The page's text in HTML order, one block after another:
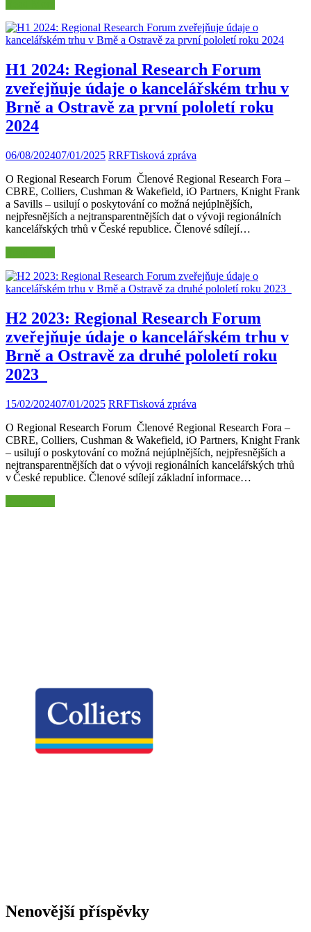
H1 2024: Regional Research Forum
zveřejňuje údaje o kancelářském trhu v
Brně a Ostravě za první pololetí roku
2024
06/08/202407/01/2025 RRFTisková zpráva
O Regional Research Forum Členové Regional Research Fora –
CBRE, Colliers, Cushman & Wakefield, iO Partners, Knight Frank
a Savills – usilují o poskytování co možná nejúplnějších,
nejpřesnějších a nejtransparentnějších dat o vývoji regionálních
kancelářských trhů v České republice. Členové sdílejí…
H2 2023: Regional Research Forum
zveřejňuje údaje o kancelářském trhu v
Brně a Ostravě za druhé pololetí roku
2023
15/02/202407/01/2025 RRFTisková zpráva
O Regional Research Forum Členové Regional Research Fora –
CBRE, Colliers, Cushman & Wakefield, iO Partners, Knight Frank
– usilují o poskytování co možná nejúplnějších, nejpřesnějších a
nejtransparentnějších dat o vývoji regionálních kancelářských trhů
v České republice. Členové sdílejí základní informace…
Nenovější příspěvky